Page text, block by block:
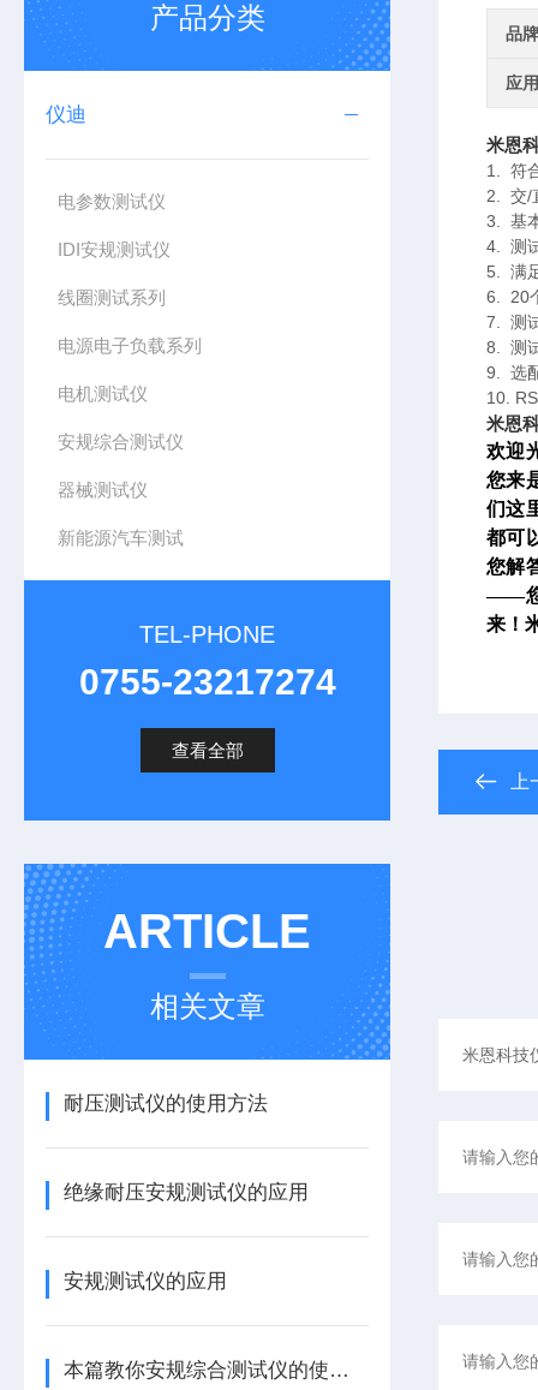
产品分类
仪迪
电参数测试仪
IDI安规测试仪
线圈测试系列
电源电子负载系列
电机测试仪
安规综合测试仪
器械测试仪
新能源汽车测试
TEL-PHONE
0755-23217274
查看全部
ARTICLE
相关文章
耐压测试仪的使用方法
绝缘耐压安规测试仪的应用
安规测试仪的应用
本篇教你安规综合测试仪的使用注意事项
品牌
应
米恩
1. 符
2. 交/
3. 基
4. 测
5. 满
6. 20
7. 测
8. 测
9. 选
10.
米恩
欢迎
您来
们这
都可
您解
——您
来！